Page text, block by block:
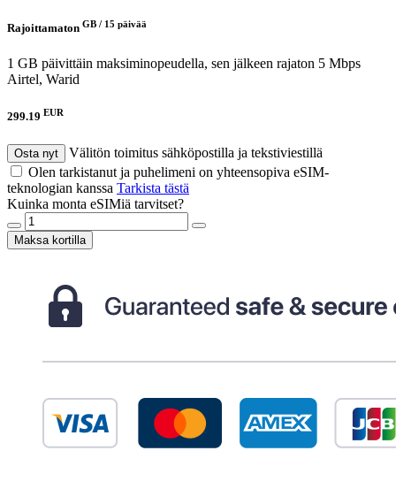
Rajoittamaton GB / 15 päivää
1 GB päivittäin maksiminopeudella, sen jälkeen rajaton 5 Mbps
Airtel, Warid
299.19 EUR
Osta nyt
Välitön toimitus sähköpostilla ja tekstiviestillä
Olen tarkistanut ja puhelimeni on yhteensopiva eSIM-
teknologian kanssa Tarkista tästä
Kuinka monta eSIMiä tarvitset?
Maksa kortilla